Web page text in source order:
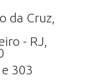
da Cruz,
- RJ,
303